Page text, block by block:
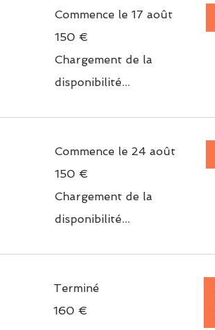
Commence le 17 août
euros
150 €
Chargement de la
disponibilité...
Commence le 24 août
euros
150 €
Chargement de la
disponibilité...
Terminé
euros
160 €